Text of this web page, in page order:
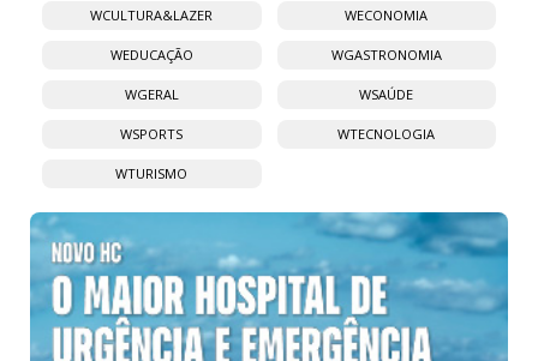
WCULTURA&LAZER WECONOMIA
WEDUCAÇÃO WGASTRONOMIA
WGERAL WSAÚDE
WSPORTS WTECNOLOGIA
WTURISMO